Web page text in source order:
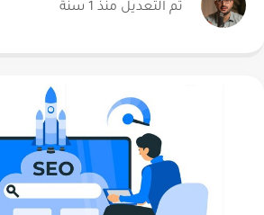
تم التعديل منذ 1 سنة